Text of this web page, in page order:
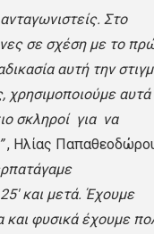
Στο
σε σχέση με το
αυτή την
χρησιμοποιούμε αυτά
σκληροί για να
, Ηλίας
και μετά. Έχουμε
και φυσικά έχουμε